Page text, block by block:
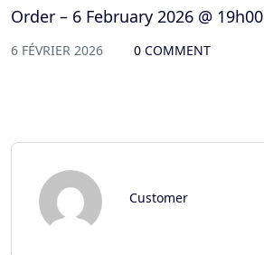
Order – 6 February 2026 @ 19h00
6 FÉVRIER 2026 0 COMMENT
Customer